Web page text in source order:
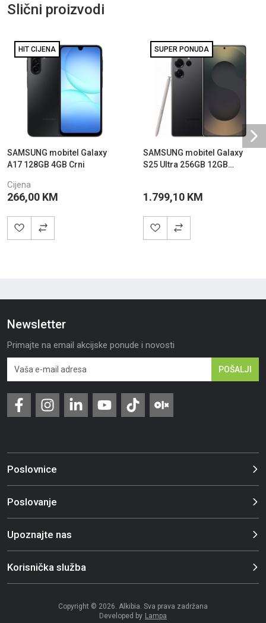
Slični proizvodi
HIT CIJENA
SAMSUNG mobitel Galaxy
A17 128GB 4GB Crni
266,00 KM
Cijena
SUPER PONUDA
SAMSUNG mobitel Galaxy
S25 Ultra 256GB 12GB
1.799,10 KM
Newsletter
Primajte na email akcijske ponude i novosti
POŠALJI
Poslovnice
Poslovanje
Upoznajte nas
Korisnička služba
Copyright © 2026. Alkibia. Sva prava zadržana
Developed by Lampa